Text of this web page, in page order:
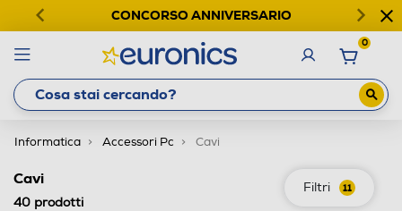
CONCORSO ANNIVERSARIO
0
Informatica Accessori Pc Cavi
Filtri 11
Cavi
40 prodotti